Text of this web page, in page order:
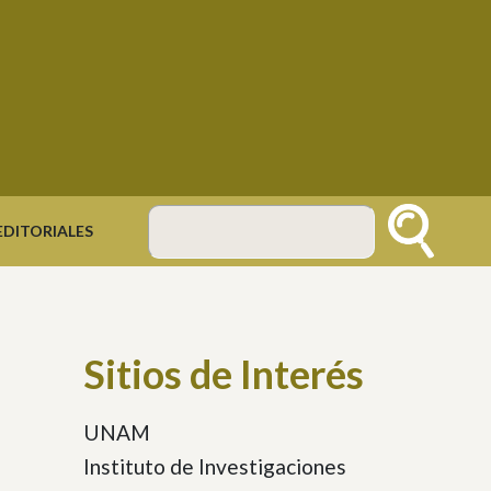
Buscar
Sitios de Interés
UNAM
Instituto de Investigaciones